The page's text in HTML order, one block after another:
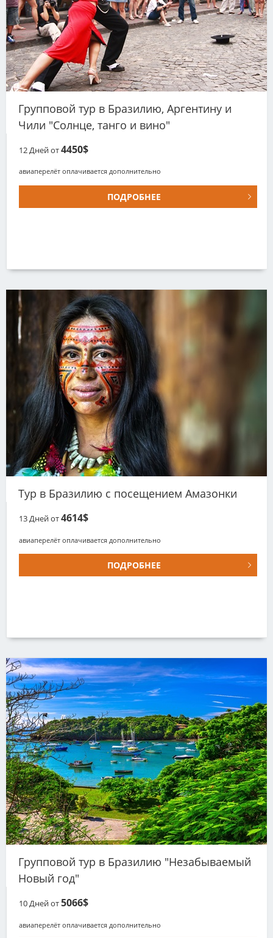
Групповой тур в Бразилию, Аргентину и
Чили "Солнце, танго и вино"
12 Дней от4450$
авиаперелёт оплачивается дополнительно
ПОДРОБНЕЕ
Тур в Бразилию с посещением Амазонки
13Дней от4614$
авиаперелёт оплачивается дополнительно
ПОДРОБНЕЕ
Групповой тур в Бразилию "Незабываемый
Новый год"
10Дней от5066$
авиаперелёт оплачивается дополнительно